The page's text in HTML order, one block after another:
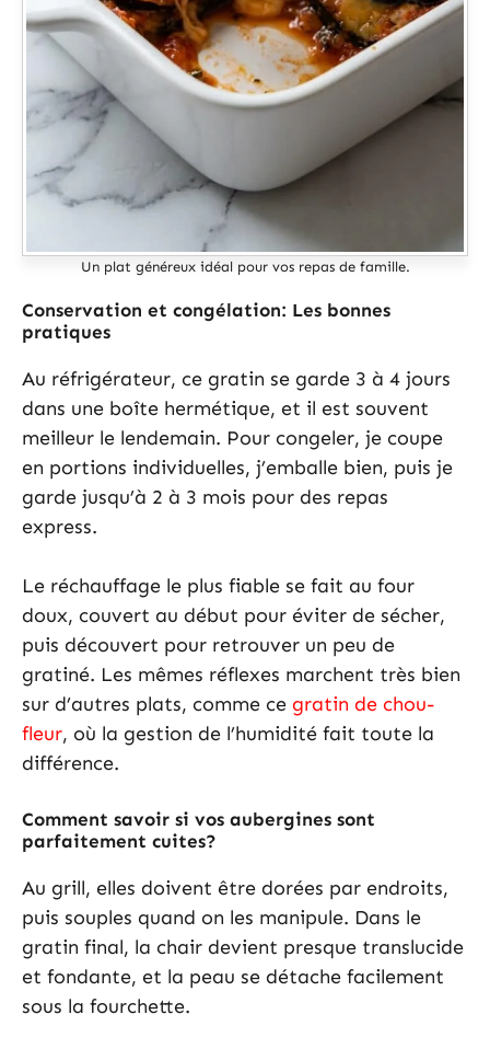
Un plat généreux idéal pour vos repas de famille.
Conservation et congélation: Les bonnes
pratiques
Au réfrigérateur, ce gratin se garde 3 à 4 jours
dans une boîte hermétique, et il est souvent
meilleur le lendemain. Pour congeler, je coupe
en portions individuelles, j’emballe bien, puis je
garde jusqu’à 2 à 3 mois pour des repas
express.
Le réchauffage le plus fiable se fait au four
doux, couvert au début pour éviter de sécher,
puis découvert pour retrouver un peu de
gratiné. Les mêmes réflexes marchent très bien
sur d’autres plats, comme ce gratin de chou-
fleur, où la gestion de l’humidité fait toute la
différence.
Comment savoir si vos aubergines sont
parfaitement cuites?
Au grill, elles doivent être dorées par endroits,
puis souples quand on les manipule. Dans le
gratin final, la chair devient presque translucide
et fondante, et la peau se détache facilement
sous la fourchette.